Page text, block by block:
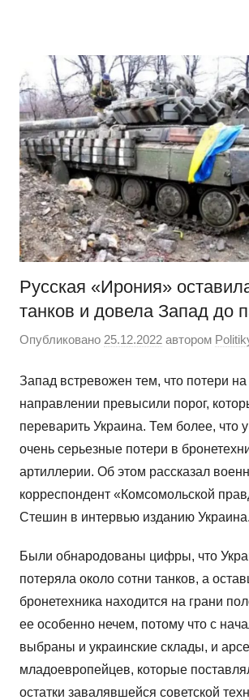
содержимому
на
WordPress
Русская «Ирония»
танков и довела Запад до
Опубликовано 25.12.2022 автором
Запад встревожен тем, что потери
направлении превысили порог,
переварить Украина. Тем более, что
очень серьезные потери в
артиллерии. Об этом рассказал
корреспондент «Комсомольской
Стешин в интервью изданию
Были обнародованы цифры, что
потеряла около сотни танков, а
бронетехника находится на грани
ее особенно нечем, потому что с
выбраны и украинские склады, и
младоевропейцев, которые
остатки завалявшейся советской